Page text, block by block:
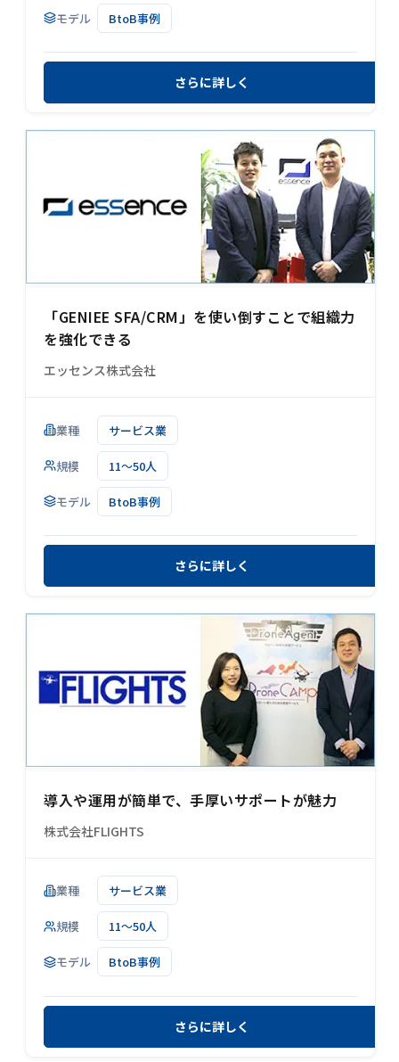
モデル BtoB事例
さらに詳しく
「GENIEE SFA/CRM」を使い倒すことで組織力
を強化できる
エッセンス株式会社
業種 サービス業
規模 11～50人
モデル BtoB事例
さらに詳しく
導入や運用が簡単で、手厚いサポートが魅力
株式会社FLIGHTS
業種 サービス業
規模 11～50人
モデル BtoB事例
さらに詳しく